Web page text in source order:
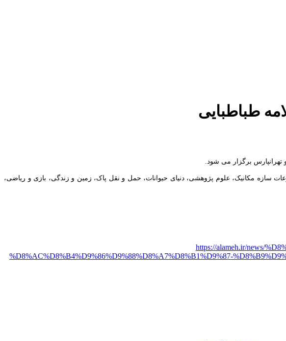
طباطبایی
۱۴۰۱ آثارشان را در قالب ویدئو یا پاورپوینت با موضوعات سازه مکانیک، علوم پژوهشی، دنیای حیوانات، حمل و نقل پاک، زمین و زندگی، بازی و ریاضی،
https://alameh.ir/news/
%D8%AC%D8%B4%D9%86%D9%88%D8%A7%D8%B1%D9%87-